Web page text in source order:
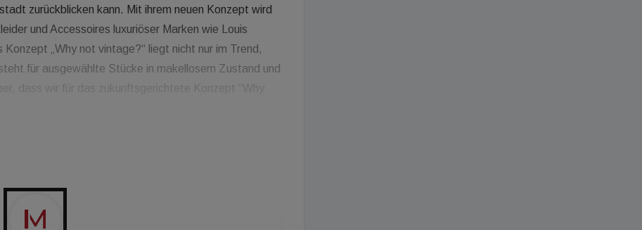
zurückblicken kann. Mit ihrem neuen Konzept wird
und Accessoires luxuriöser Marken wie Louis
„Why not vintage?“ liegt nicht nur im Trend,
für ausgewählte Stücke in makellosem Zustand und
dass wir für das zukunftsgerichtete Konzept “Why
Tanczer, Head of Retail bei Colliers.